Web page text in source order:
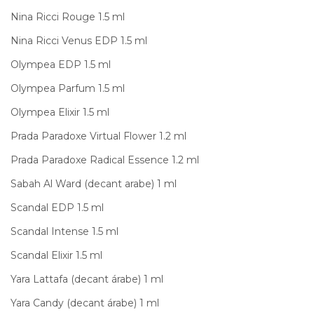
Nina Ricci Rouge 1.5 ml
Nina Ricci Venus EDP 1.5 ml
Olympea EDP 1.5 ml
Olympea Parfum 1.5 ml
Olympea Elixir 1.5 ml
Prada Paradoxe Virtual Flower 1.2 ml
Prada Paradoxe Radical Essence 1.2 ml
Sabah Al Ward (decant arabe) 1 ml
Scandal EDP 1.5 ml
Scandal Intense 1.5 ml
Scandal Elixir 1.5 ml
Yara Lattafa (decant árabe) 1 ml
Yara Candy (decant árabe) 1 ml